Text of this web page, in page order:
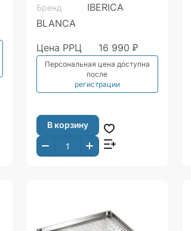
Бренд
IBERICA
BLANCA
Цена РРЦ 16 990 ₽
Персональная цена доступна
после
регистрации
В корзину